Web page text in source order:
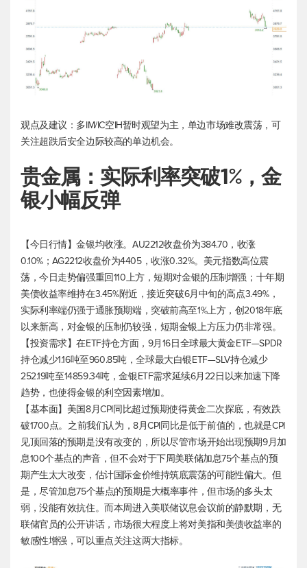
观点及建议：多IM/IC空IH暂时观望为主，单边市场难改震荡，可
关注超跌后安全边际较高的单边机会。
贵金属：实际利率突破1%，金
银小幅反弹
【今日行情】金银均收涨。AU2212收盘价为384.70，收涨
0.10%；AG2212收盘价为4405，收涨0.32%。 美元指数高位震
荡，今日走势偏强重回110上方，短期对金银的压制增强；十年期
美债收益率维持在3.45%附近，接近突破6月中旬的高点3.49%，
实际利率端仍强于通胀预期端，突破前高至1%上方，创2018年底
以来新高，对金银的压制仍较强，短期金银上方压力仍非常强。
【投资需求】在ETF持仓方面，9月16日全球最大黄金ETF—SPDR
持仓减少1.16吨至960.85吨，全球最大白银ETF—SLV持仓减少
252.19吨至14859.34吨，金银ETF需求延续6月22日以来加速下降
趋势，也使得金银的利空因素增加。
【基本面】美国8月CPI同比超过预期使得黄金二次探底，有效跌
破1700点。之前我们认为，8月CPI同比是低于前值的，也就是CPI
见顶回落的预期是没有改变的，所以尽管市场开始出现预期9月加
息100个基点的声音，但不会对于下周美联储加息75个基点的预
期产生太大改变，估计国际金价维持筑底震荡的可能性偏大。但
是，尽管加息75个基点的预期是大概率事件，但市场的多头太
弱，没能有效抗住。而本周进入美联储议息会议前的静默期，无
联储官员的公开讲话，市场很大程度上将对美指和美债收益率的
敏感性增强，可以重点关注这两大指标。